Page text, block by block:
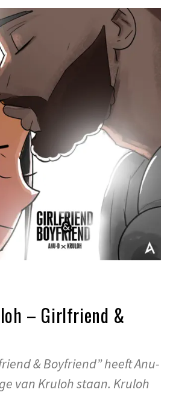
– Girlfriend &
& Boyfriend” heeft Anu-
van Kruloh staan. Kruloh